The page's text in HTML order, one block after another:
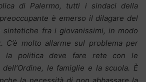
di Palermo, tutti i sindaci della
è emerso il dilagare del
sintetiche fra i giovanissimi, in modo
C’è molto allarme sul problema per
la politica deve fare rete con le
le famiglie e la scuola. È
la necessità di non abbassare la